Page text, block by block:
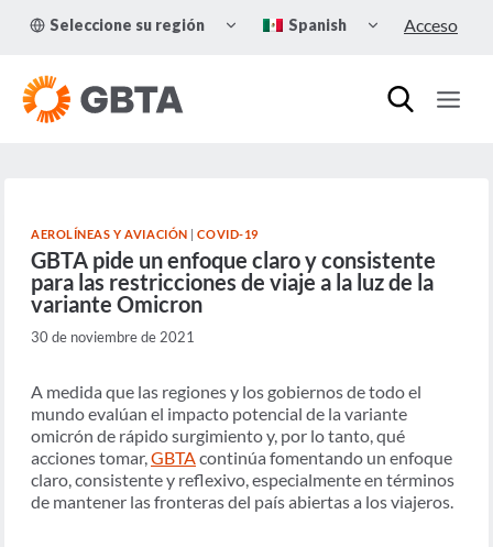
Seleccione su región
TOGGLE
CHILD
Spanish
CHILDAcceso
AEROLÍNEAS Y AVIACIÓN |COVID-19
GBTA pide un enfoque claro y consistente
para las restricciones de viaje a la luz de la
variante Omicron
30 de noviembre de 2021
A medida que las regiones y los gobiernos de todo el
mundo evalúan el impacto potencial de la variante
omicrón de rápido surgimiento y, por lo tanto, qué
acciones tomar,GBTAcontinúa fomentando un enfoque
claro, consistente y reflexivo, especialmente en términos
de mantener las fronteras del país abiertas a los viajeros.